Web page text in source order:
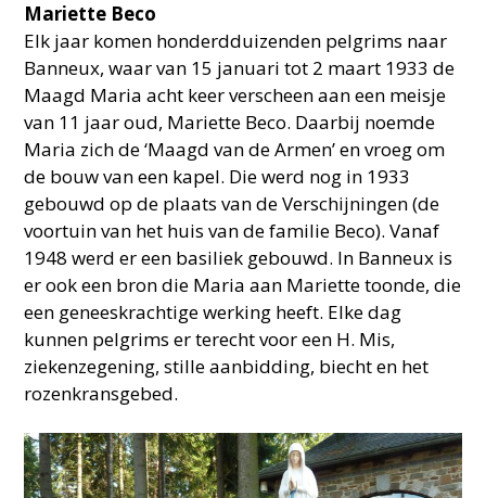
Mariette Beco
Elk jaar komen honderdduizenden pelgrims naar
Banneux, waar van 15 januari tot 2 maart 1933 de
Maagd Maria acht keer verscheen aan een meisje
van 11 jaar oud, Mariette Beco. Daarbij noemde
Maria zich de ‘Maagd van de Armen’ en vroeg om
de bouw van een kapel. Die werd nog in 1933
gebouwd op de plaats van de Verschijningen (de
voortuin van het huis van de familie Beco). Vanaf
1948 werd er een basiliek gebouwd. In Banneux is
er ook een bron die Maria aan Mariette toonde, die
een geneeskrachtige werking heeft. Elke dag
kunnen pelgrims er terecht voor een H. Mis,
ziekenzegening, stille aanbidding, biecht en het
rozenkransgebed.